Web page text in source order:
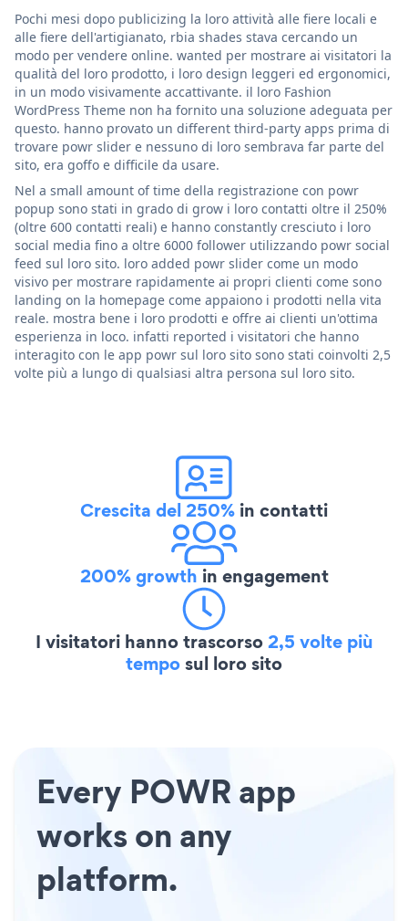
Pochi mesi dopo publicizing la loro attività alle fiere locali e
alle fiere dell'artigianato, rbia shades stava cercando un
modo per vendere online. wanted per mostrare ai visitatori la
qualità del loro prodotto, i loro design leggeri ed ergonomici,
in un modo visivamente accattivante. il loro Fashion
WordPress Theme non ha fornito una soluzione adeguata per
questo. hanno provato un different third-party apps prima di
trovare powr slider e nessuno di loro sembrava far parte del
sito, era goffo e difficile da usare.
Nel a small amount of time della registrazione con powr
popup sono stati in grado di grow i loro contatti oltre il 250%
(oltre 600 contatti reali) e hanno constantly cresciuto i loro
social media fino a oltre 6000 follower utilizzando powr social
feed sul loro sito. loro added powr slider come un modo
visivo per mostrare rapidamente ai propri clienti come sono
landing on la homepage come appaiono i prodotti nella vita
reale. mostra bene i loro prodotti e offre ai clienti un'ottima
esperienza in loco. infatti reported i visitatori che hanno
interagito con le app powr sul loro sito sono stati coinvolti 2,5
volte più a lungo di qualsiasi altra persona sul loro sito.
Crescita del 250% in contatti
200% growth in engagement
I visitatori hanno trascorso2,5 volte più
temposul loro sito
Every POWR app
works on any
platform.